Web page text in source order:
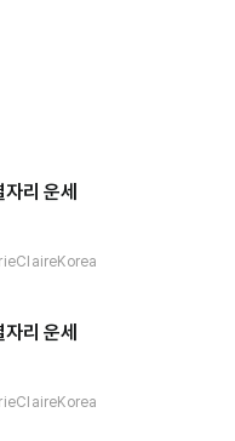
리 운세
리 운세